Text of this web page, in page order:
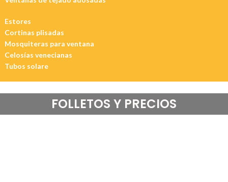
Estores
Cortinas plisadas
Mosquiteras para ventana
Celosías venecianas
Tubos solare
FOLLETOS Y PRECIOS